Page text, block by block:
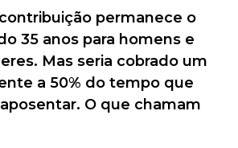
permanece o
35 anos para homens e
Mas seria cobrado um
a 50% do tempo que
O que chamam